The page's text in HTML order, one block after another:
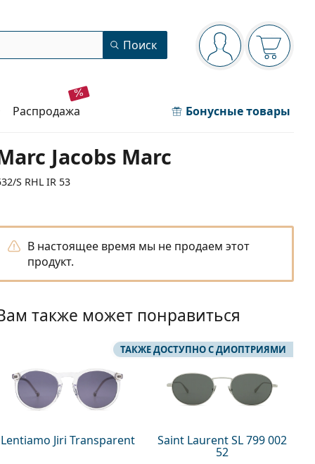
Панель навигации
Вы вошли вВаша
Поиск
распродажа Бонусные товары
Jacobs Marc
S RHL IR 53
В настоящее время мы не продаем этот
продукт.
также может понравиться
Lentiamo Jiri Transparent Saint Laurent SL 799 002
52
ТАКЖЕ ДОСТУПНО С ДИОПТРИЯМИ